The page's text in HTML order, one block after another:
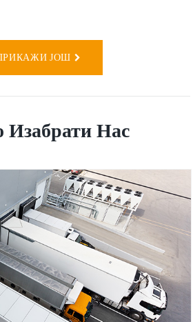
ЈОШ
Изабрати Нас